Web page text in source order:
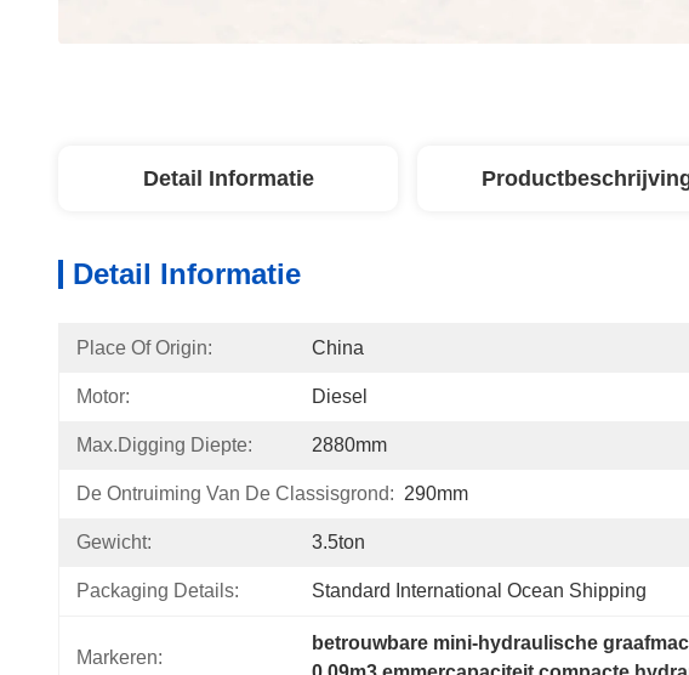
Detail Informatie
Detail Informatie
Place Of Origin: China
Motor: Diesel
Max.digging Diepte: 2880mm
De Ontruiming Van De Classisgrond: 290mm
Gewicht: 3.5ton
Packaging Details: Standard International Ocean Shipping
Markeren:
betrouwbare mini-hydraulische